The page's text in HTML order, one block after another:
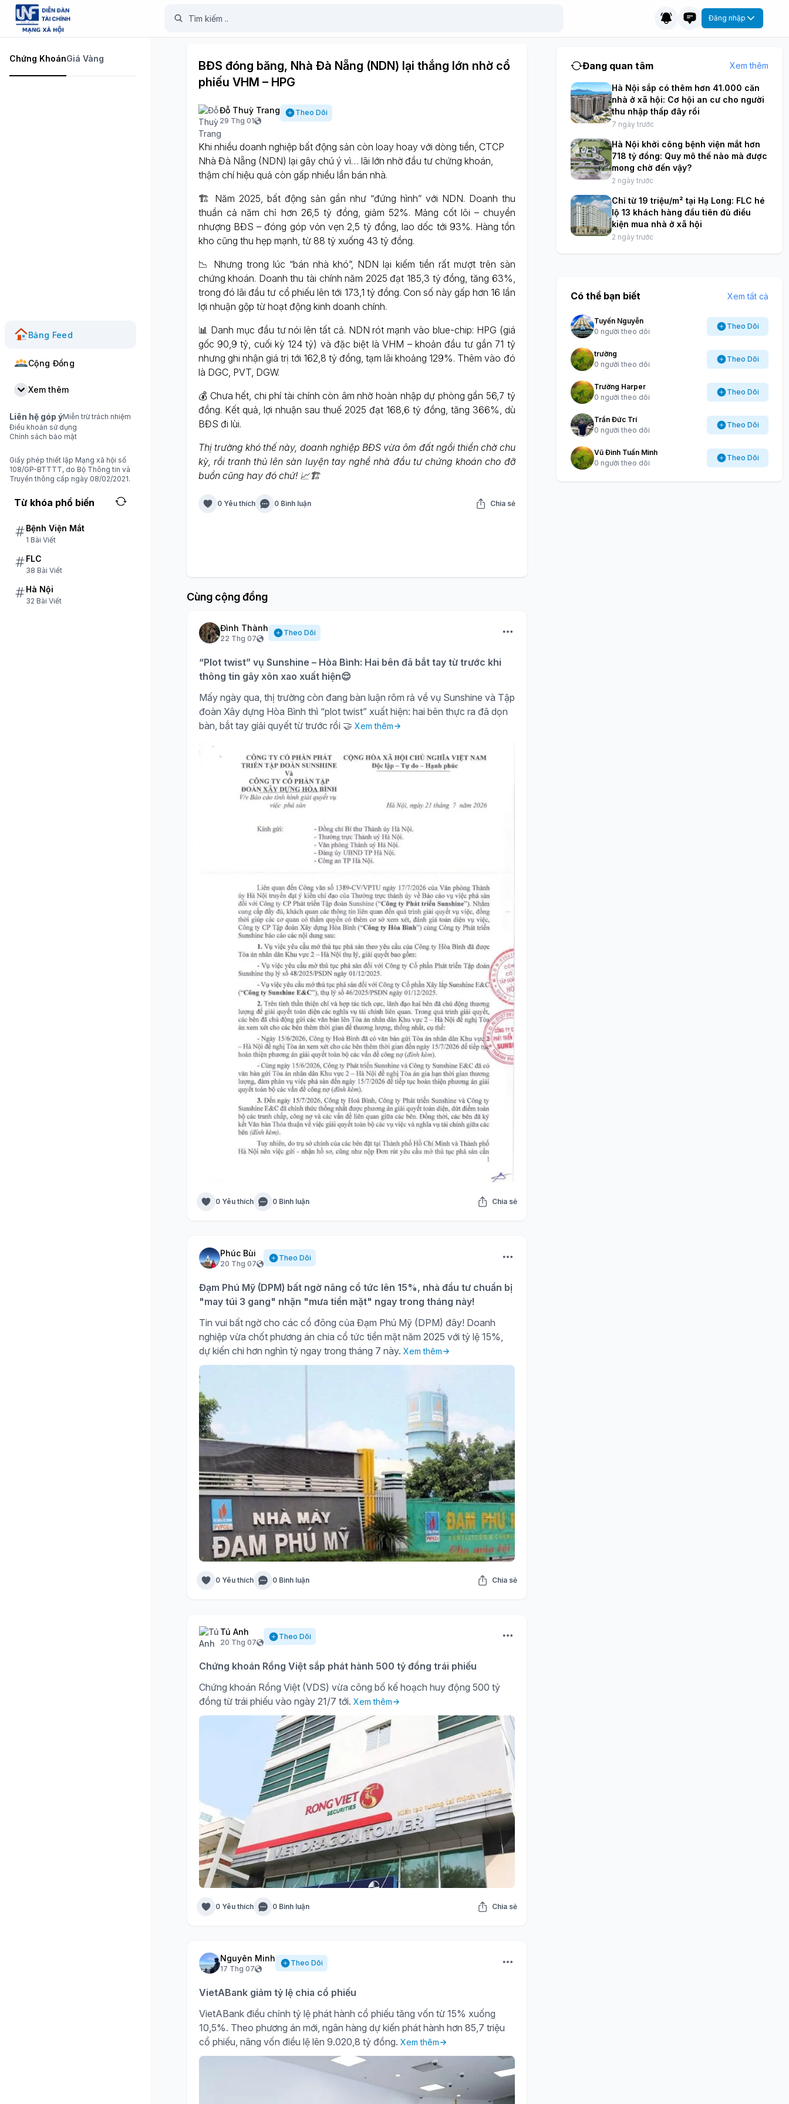
Đăng nhập
Chứng KhoánGiá Vàng
Bảng Feed
Cộng Đồng
Xem thêm
Liên hệ góp ýMiễn trừ trách nhiệm
Điều khoản sử dụng
Chính sách bảo mật
Giấy phép thiết lập Mạng xã hội số
108/GP-BTTTT, do Bộ Thông tin và
Truyền thông cấp ngày 08/02/2021.
Từ khóa phổ biến
Bệnh Viện Mắt
1 Bài Viết
FLC
38 Bài Viết
Hà Nội
32 Bài Viết
BĐS đóng băng, Nhà Đà Nẵng (NDN) lại thắng lớn nhờ cổ
phiếu VHM – HPG
Đỗ Thuỳ Trang
29 Thg 01
Theo Dõi
Khi nhiều doanh nghiệp bất động sản còn loay hoay với dòng tiền, CTCP
Nhà Đà Nẵng (NDN) lại gây chú ý vì… lãi lớn nhờ đầu tư chứng khoán,
thậm chí hiệu quả còn gấp nhiều lần bán nhà.
🏗️ Năm 2025, bất động sản gần như “đứng hình” với NDN. Doanh thu
thuần cả năm chỉ hơn 26,5 tỷ đồng, giảm 52%. Mảng cốt lõi – chuyển
nhượng BĐS – đóng góp vỏn vẹn 2,5 tỷ đồng, lao dốc tới 93%. Hàng tồn
kho cũng thu hẹp mạnh, từ 88 tỷ xuống 43 tỷ đồng.
📉 Nhưng trong lúc “bán nhà khó”, NDN lại kiếm tiền rất mượt trên sàn
chứng khoán. Doanh thu tài chính năm 2025 đạt 185,3 tỷ đồng, tăng 63%,
trong đó lãi đầu tư cổ phiếu lên tới 173,1 tỷ đồng. Con số này gấp hơn 16 lần
lợi nhuận gộp từ hoạt động kinh doanh chính.
📊 Danh mục đầu tư nói lên tất cả. NDN rót mạnh vào blue-chip: HPG (giá
gốc 90,9 tỷ, cuối kỳ 124 tỷ) và đặc biệt là VHM – khoản đầu tư gần 71 tỷ
nhưng ghi nhận giá trị tới 162,8 tỷ đồng, tạm lãi khoảng 129%. Thêm vào đó
là DGC, PVT, DGW.
💰 Chưa hết, chi phí tài chính còn âm nhờ hoàn nhập dự phòng gần 56,7 tỷ
đồng. Kết quả, lợi nhuận sau thuế 2025 đạt 168,6 tỷ đồng, tăng 366%, dù
BĐS đi lùi.
Thị trường khó thế này, doanh nghiệp BĐS vừa ôm đất ngồi thiền chờ chu
kỳ, rồi tranh thủ lên sàn luyện tay nghề nhà đầu tư chứng khoán cho đỡ
buồn cũng hay đó chứ! 📈🏗️
0 Yêu thích 0 Bình luận Chia sẻ
Cùng cộng đồng
Đình Thành
22 Thg 07
Theo Dõi
“Plot twist” vụ Sunshine – Hòa Bình: Hai bên đã bắt tay từ trước khi
thông tin gây xôn xao xuất hiện😌
Mấy ngày qua, thị trường còn đang bàn luận rôm rả về vụ Sunshine và Tập
đoàn Xây dựng Hòa Bình thì “plot twist” xuất hiện: hai bên thực ra đã dọn
bàn, bắt tay giải quyết từ trước rồi 🤝 Xem thêm
0 Yêu thích 0 Bình luận Chia sẻ
Phúc Bùi
20 Thg 07
Theo Dõi
Đạm Phú Mỹ (DPM) bất ngờ nâng cổ tức lên 15%, nhà đầu tư chuẩn bị
"may túi 3 gang" nhận "mưa tiền mặt" ngay trong tháng này!
Tin vui bất ngờ cho các cổ đông của Đạm Phú Mỹ (DPM) đây! Doanh
nghiệp vừa chốt phương án chia cổ tức tiền mặt năm 2025 với tỷ lệ 15%,
dự kiến chi hơn nghìn tỷ ngay trong tháng 7 này. Xem thêm
0 Yêu thích 0 Bình luận Chia sẻ
Tú Anh
20 Thg 07
Theo Dõi
Chứng khoán Rồng Việt sắp phát hành 500 tỷ đồng trái phiếu
Chứng khoán Rồng Việt (VDS) vừa công bố kế hoạch huy động 500 tỷ
đồng từ trái phiếu vào ngày 21/7 tới. Xem thêm
0 Yêu thích 0 Bình luận Chia sẻ
Nguyên Minh
17 Thg 07
Theo Dõi
VietABank giảm tỷ lệ chia cổ phiếu
VietABank điều chỉnh tỷ lệ phát hành cổ phiếu tăng vốn từ 15% xuống
10,5%. Theo phương án mới, ngân hàng dự kiến phát hành hơn 85,7 triệu
cổ phiếu, nâng vốn điều lệ lên 9.020,8 tỷ đồng. Xem thêm
Đang quan tâm Xem thêm
Hà Nội sắp có thêm hơn 41.000 căn
nhà ở xã hội: Cơ hội an cư cho người
thu nhập thấp đây rồi
7 ngày trước
Hà Nội khởi công bệnh viện mắt hơn
718 tỷ đồng: Quy mô thế nào mà được
mong chờ đến vậy?
2 ngày trước
Chỉ từ 19 triệu/m² tại Hạ Long: FLC hé
lộ 13 khách hàng đầu tiên đủ điều
kiện mua nhà ở xã hội
2 ngày trước
Có thể bạn biết Xem tất cả
Tuyến Nguyễn
0 người theo dõi
Theo Dõi
trường
0 người theo dõi
Theo Dõi
Trường Harper
0 người theo dõi
Theo Dõi
Trần Đức Trí
0 người theo dõi
Theo Dõi
Vũ Đình Tuấn Minh
0 người theo dõi
Theo Dõi